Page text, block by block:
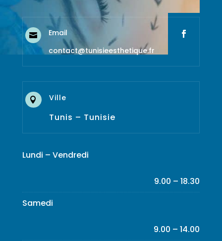

Email
contact@tunisieesthetique.fr
 Ville
Tunis – Tunisie
Lundi – Vendredi
9.00 – 18.30
Samedi
9.00 – 14.00